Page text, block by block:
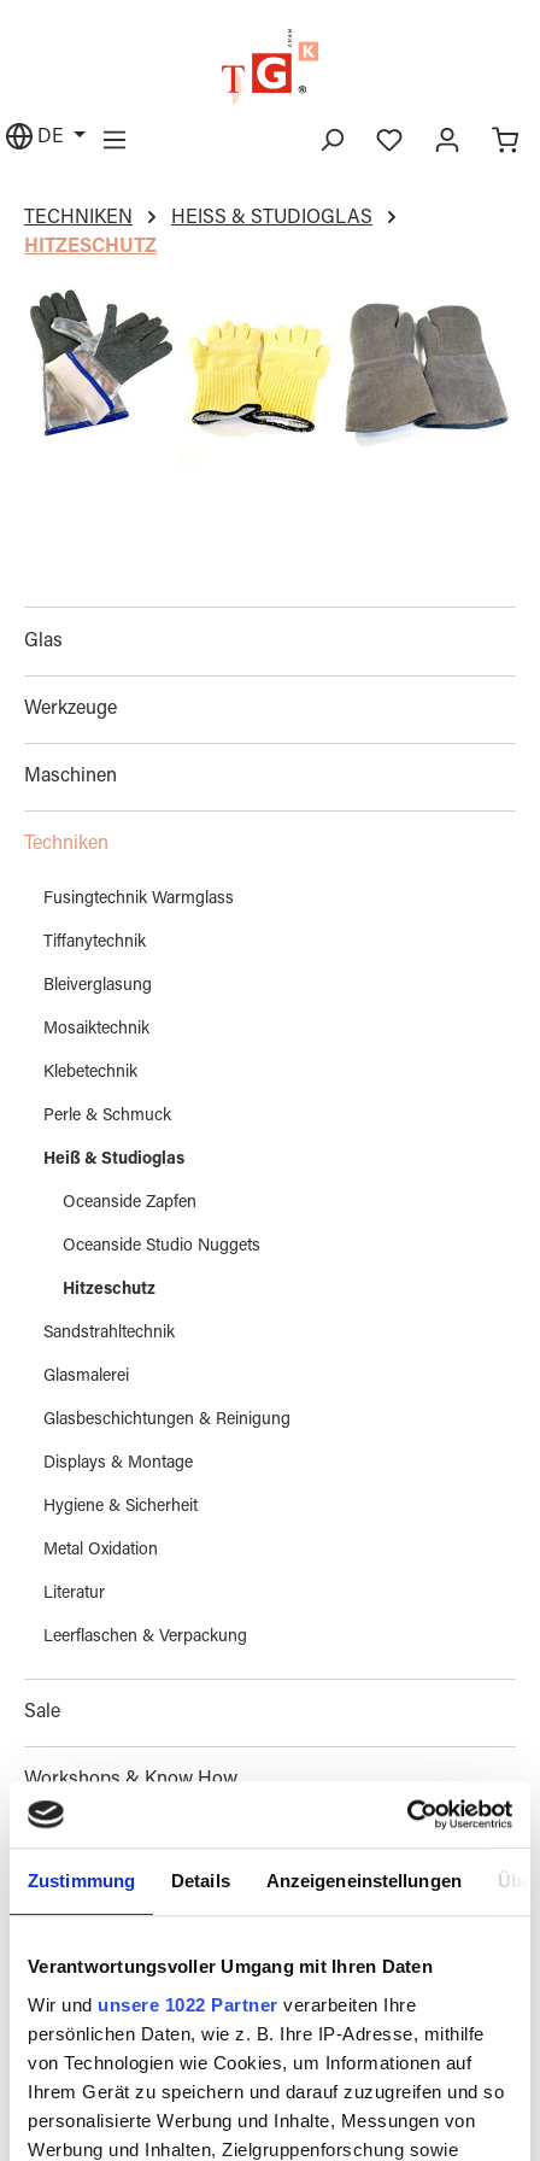
Zustimmung Details Anzeigeneinstellungen
Verantwortungsvoller Umgang mit Ihren Daten
Wir und unsere 1022 Partner verarbeiten Ihre
persönlichen Daten, wie z. B. Ihre IP-Adresse, mithilfe
von Technologien wie Cookies, um Informationen auf
Ihrem Gerät zu speichern und darauf zuzugreifen und so
personalisierte Werbung und Inhalte, Messungen von
Werbung und Inhalten, Zielgruppenforschung sowie
DE
TECHNIKEN
HEISS & STUDIOGLAS
HITZESCHUTZ
Glas
Werkzeuge
Maschinen
Techniken
Fusingtechnik Warmglass
Tiffanytechnik
Bleiverglasung
Mosaiktechnik
Klebetechnik
Perle & Schmuck
Heiß & Studioglas
Oceanside Zapfen
Oceanside Studio Nuggets
Hitzeschutz
Sandstrahltechnik
Glasmalerei
Glasbeschichtungen & Reinigung
Displays & Montage
Hygiene & Sicherheit
Metal Oxidation
Literatur
Leerflaschen & Verpackung
Sale
Workshops & Know How
Besuch vereinbaren
Magazine & Kultur
PRODUKTE FILTERN